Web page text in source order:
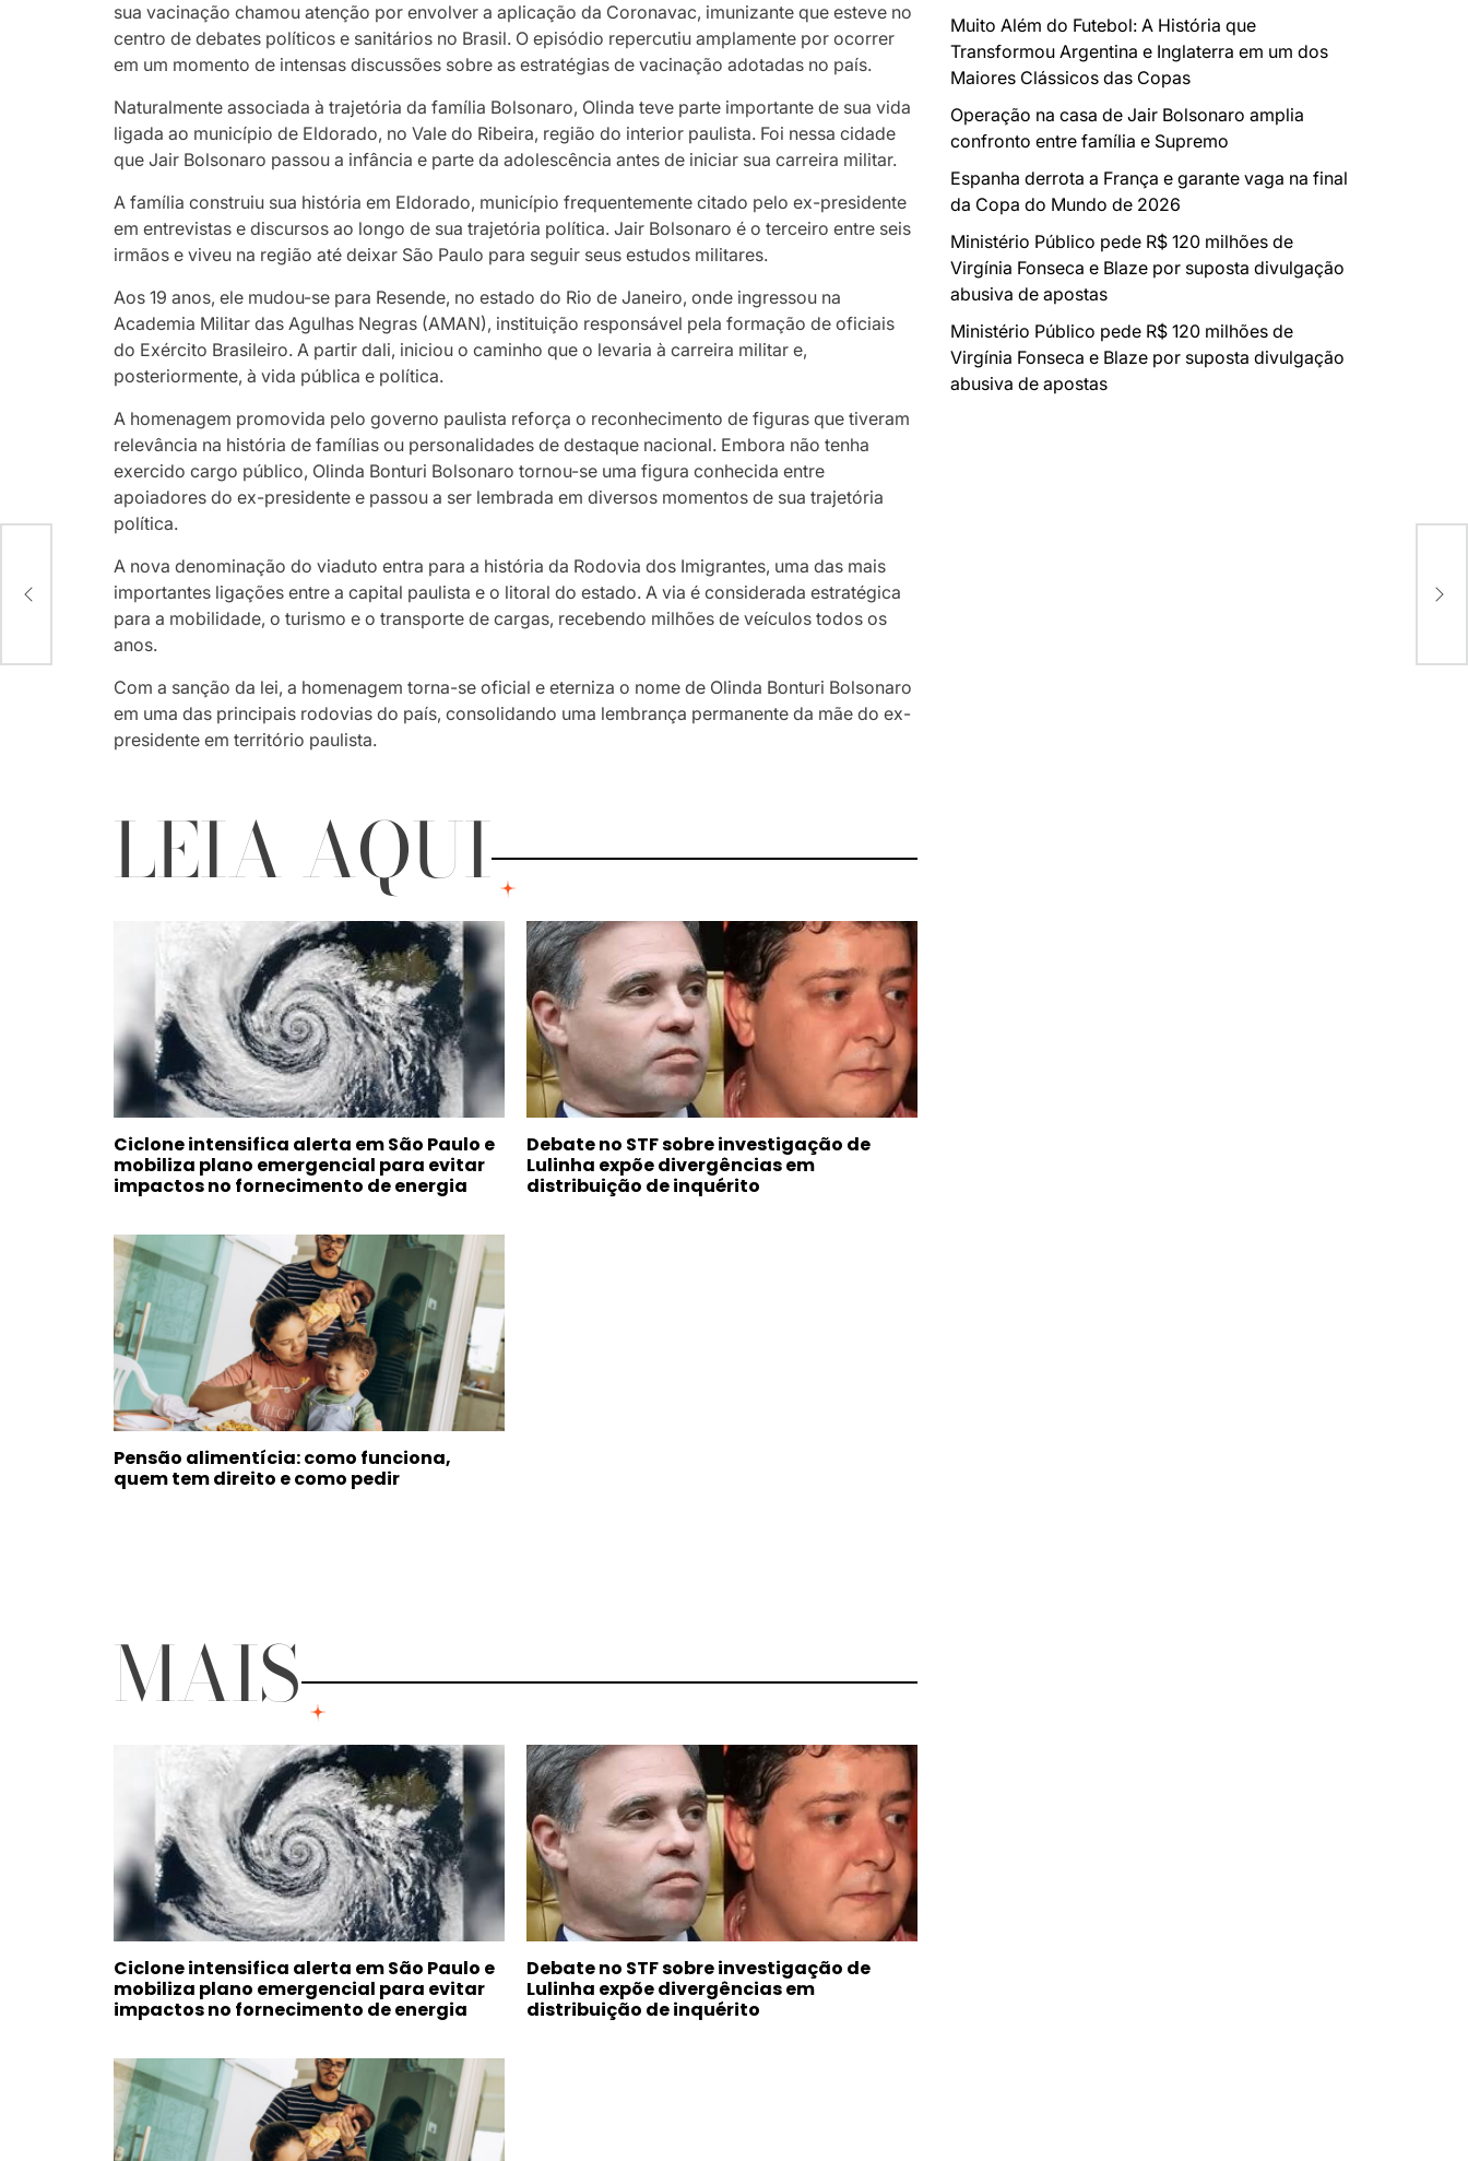
sua vacinação chamou atenção por envolver a aplicação da Coronavac, imunizante que esteve no
centro de debates políticos e sanitários no Brasil. O episódio repercutiu amplamente por ocorrer
em um momento de intensas discussões sobre as estratégias de vacinação adotadas no país.
Naturalmente associada à trajetória da família Bolsonaro, Olinda teve parte importante de sua vida
ligada ao município de Eldorado, no Vale do Ribeira, região do interior paulista. Foi nessa cidade
que Jair Bolsonaro passou a infância e parte da adolescência antes de iniciar sua carreira militar.
A família construiu sua história em Eldorado, município frequentemente citado pelo ex-presidente
em entrevistas e discursos ao longo de sua trajetória política. Jair Bolsonaro é o terceiro entre seis
irmãos e viveu na região até deixar São Paulo para seguir seus estudos militares.
Aos 19 anos, ele mudou-se para Resende, no estado do Rio de Janeiro, onde ingressou na
Academia Militar das Agulhas Negras (AMAN), instituição responsável pela formação de oficiais
do Exército Brasileiro. A partir dali, iniciou o caminho que o levaria à carreira militar e,
posteriormente, à vida pública e política.
A homenagem promovida pelo governo paulista reforça o reconhecimento de figuras que tiveram
relevância na história de famílias ou personalidades de destaque nacional. Embora não tenha
exercido cargo público, Olinda Bonturi Bolsonaro tornou-se uma figura conhecida entre
apoiadores do ex-presidente e passou a ser lembrada em diversos momentos de sua trajetória
política.
A nova denominação do viaduto entra para a história da Rodovia dos Imigrantes, uma das mais
importantes ligações entre a capital paulista e o litoral do estado. A via é considerada estratégica
para a mobilidade, o turismo e o transporte de cargas, recebendo milhões de veículos todos os
anos.
Com a sanção da lei, a homenagem torna-se oficial e eterniza o nome de Olinda Bonturi Bolsonaro
em uma das principais rodovias do país, consolidando uma lembrança permanente da mãe do ex-
presidente em território paulista.
LEIA AQUI
Ciclone intensifica alerta em São Paulo e
mobiliza plano emergencial para evitar
impactos no fornecimento de energia
Debate no STF sobre investigação de
Lulinha expõe divergências em
distribuição de inquérito
Pensão alimentícia: como funciona,
quem tem direito e como pedir
MAIS
Ciclone intensifica alerta em São Paulo e
mobiliza plano emergencial para evitar
impactos no fornecimento de energia
Debate no STF sobre investigação de
Lulinha expõe divergências em
distribuição de inquérito
Muito Além do Futebol: A História que
Transformou Argentina e Inglaterra em um dos
Maiores Clássicos das Copas
Operação na casa de Jair Bolsonaro amplia
confronto entre família e Supremo
Espanha derrota a França e garante vaga na final
da Copa do Mundo de 2026
Ministério Público pede R$ 120 milhões de
Virgínia Fonseca e Blaze por suposta divulgação
abusiva de apostas
Ministério Público pede R$ 120 milhões de
Virgínia Fonseca e Blaze por suposta divulgação
abusiva de apostas